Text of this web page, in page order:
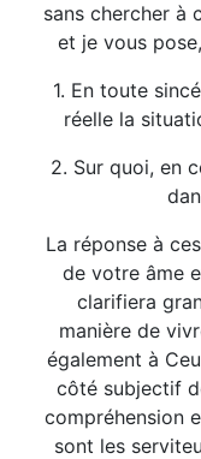
sans chercher à
et je vous
1. En toute
réelle la
2. Sur quoi, en
La réponse à
de votre âme
clarifiera
manière de
également à
côté subjectif
compréhension
sont les